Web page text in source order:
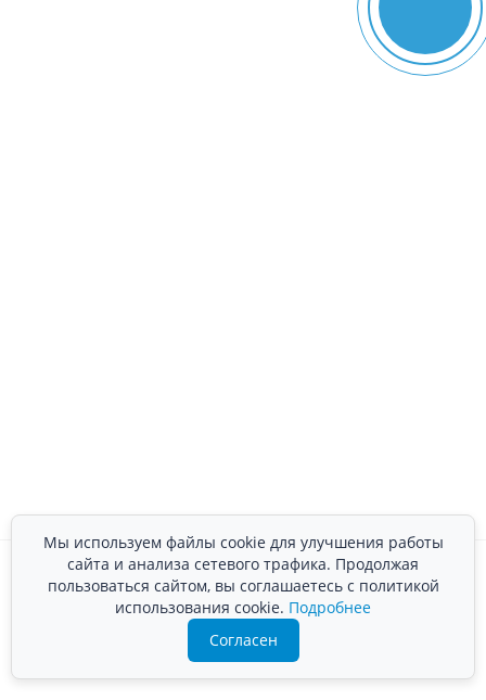
Преимущества компании «ВЛАНД-М»
Мы используем файлы cookie для улучшения работы
сайта и анализа сетевого трафика. Продолжая
пользоваться сайтом, вы соглашаетесь с политикой
использования cookie. Подробнее
Согласен